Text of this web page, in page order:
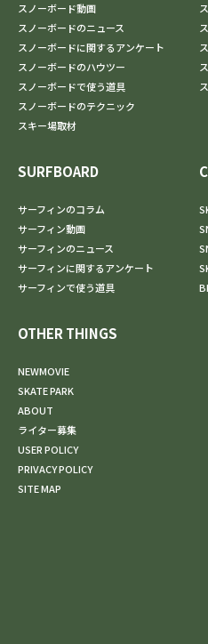
スノーボード動画
スノーボードのニュース
スノーボードに関するアンケート
スノーボードのハウツー
スノーボードで使う道具
スノーボードのテクニック
スキー場取材
SURFBOARD
サーフィンのコラム
サーフィン動画
サーフィンのニュース
サーフィンに関するアンケート
サーフィンで使う道具
OTHER THINGS
NEWMOVIE
SKATE PARK
ABOUT
ライター募集
USER POLICY
PRIVACY POLICY
SITE MAP